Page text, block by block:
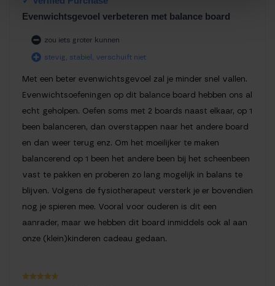
Evenwichtsgevoel verbeteren met balance board
zou iets groter kunnen
stevig, stabiel, verschuift niet
Met een beter evenwichtsgevoel zal je minder snel vallen.
Evenwichtsoefeningen op dit balance board hebben ons al
echt geholpen. Oefen soms met 2 boards naast elkaar, op 1
been balanceren, dan overstappen naar het andere board
en dan weer terug enz. Om het moeilijker te maken
balancerend op 1 been het andere been bij het scheenbeen
vast te pakken en proberen zo lang mogelijk in balans te
blijven. Volgens de fysiotherapeut versterk je er bovendien
nog je spieren mee. Vooral voor ouderen is dit een
aanrader, maar we hebben dit board inmiddels ook al aan
onze (klein)kinderen cadeau gedaan.